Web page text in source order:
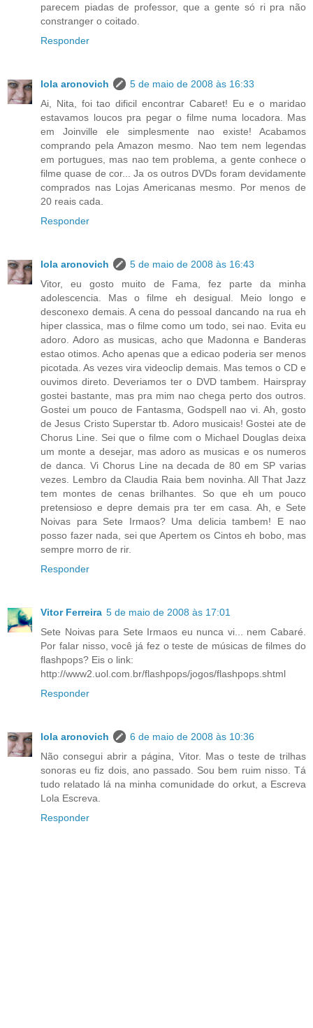
parecem piadas de professor, que a gente só ri pra não
constranger o coitado.
Responder
lola aronovich
5 de maio de 2008 às 16:33
Ai, Nita, foi tao dificil encontrar Cabaret! Eu e o maridao
estavamos loucos pra pegar o filme numa locadora. Mas
em Joinville ele simplesmente nao existe! Acabamos
comprando pela Amazon mesmo. Nao tem nem legendas
em portugues, mas nao tem problema, a gente conhece o
filme quase de cor... Ja os outros DVDs foram devidamente
comprados nas Lojas Americanas mesmo. Por menos de
20 reais cada.
Responder
lola aronovich
5 de maio de 2008 às 16:43
Vitor, eu gosto muito de Fama, fez parte da minha
adolescencia. Mas o filme eh desigual. Meio longo e
desconexo demais. A cena do pessoal dancando na rua eh
hiper classica, mas o filme como um todo, sei nao. Evita eu
adoro. Adoro as musicas, acho que Madonna e Banderas
estao otimos. Acho apenas que a edicao poderia ser menos
picotada. As vezes vira videoclip demais. Mas temos o CD e
ouvimos direto. Deveriamos ter o DVD tambem. Hairspray
gostei bastante, mas pra mim nao chega perto dos outros.
Gostei um pouco de Fantasma, Godspell nao vi. Ah, gosto
de Jesus Cristo Superstar tb. Adoro musicais! Gostei ate de
Chorus Line. Sei que o filme com o Michael Douglas deixa
um monte a desejar, mas adoro as musicas e os numeros
de danca. Vi Chorus Line na decada de 80 em SP varias
vezes. Lembro da Claudia Raia bem novinha. All That Jazz
tem montes de cenas brilhantes. So que eh um pouco
pretensioso e depre demais pra ter em casa. Ah, e Sete
Noivas para Sete Irmaos? Uma delicia tambem! E nao
posso fazer nada, sei que Apertem os Cintos eh bobo, mas
sempre morro de rir.
Responder
Vitor Ferreira 5 de maio de 2008 às 17:01
Sete Noivas para Sete Irmaos eu nunca vi... nem Cabaré.
Por falar nisso, você já fez o teste de músicas de filmes do
flashpops? Eis o link:
http://www2.uol.com.br/flashpops/jogos/flashpops.shtml
Responder
lola aronovich
6 de maio de 2008 às 10:36
Não consegui abrir a página, Vitor. Mas o teste de trilhas
sonoras eu fiz dois, ano passado. Sou bem ruim nisso. Tá
tudo relatado lá na minha comunidade do orkut, a Escreva
Lola Escreva.
Responder